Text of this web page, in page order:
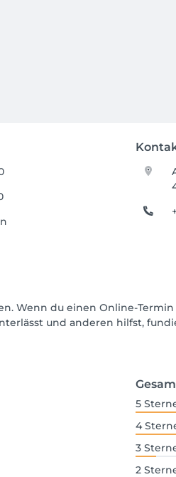
Wenn du einen Online-
und anderen hilfst,
5
4
3
2